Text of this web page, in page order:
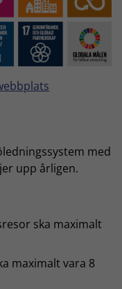
med
upp årligen.
ska maximalt
maximalt vara 8